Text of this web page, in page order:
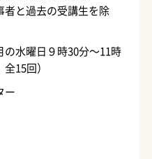
者と過去の受講生を除
の水曜日９時30分～11時
15回）
ー